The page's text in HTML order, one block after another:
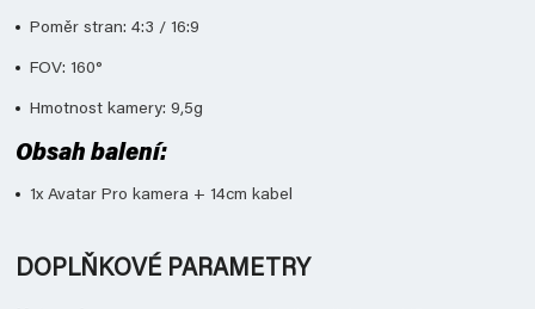
Poměr stran: 4:3 / 16:9
FOV: 160°
Hmotnost kamery: 9,5g
Obsah balení:
1x Avatar Pro kamera + 14cm kabel
DOPLŇKOVÉ PARAMETRY